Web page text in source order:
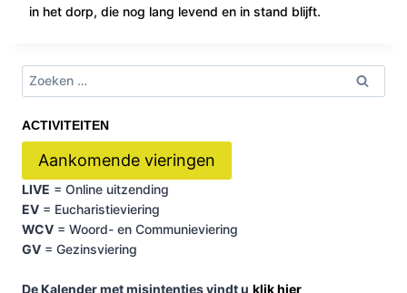
in het dorp, die nog lang levend en in stand blijft.
Zoeken
naar:
ACTIVITEITEN
Aankomende vieringen
LIVE = Online uitzending
EV = Eucharistieviering
WCV = Woord- en Communieviering
GV = Gezinsviering
De Kalender met misintenties vindt u klik hier